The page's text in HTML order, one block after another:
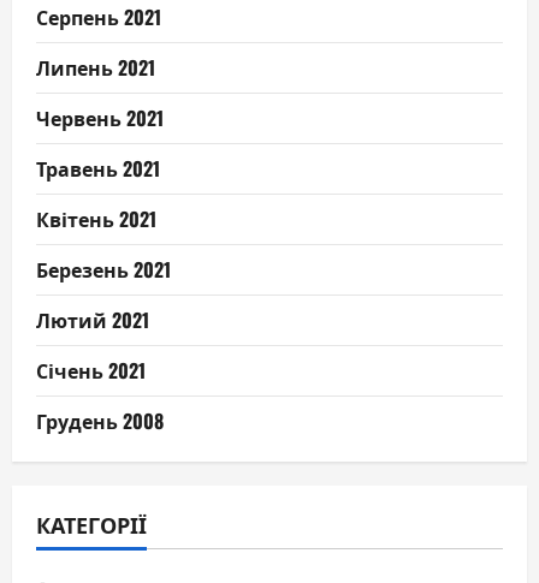
Серпень 2021
Липень 2021
Червень 2021
Травень 2021
Квітень 2021
Березень 2021
Лютий 2021
Січень 2021
Грудень 2008
КАТЕГОРІЇ